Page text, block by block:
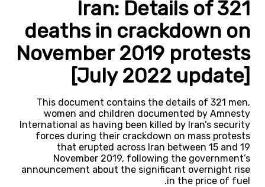
Iran: Details of 321
deaths in crackdown on
November 2019 protests
[July 2022 update]
This document contains the details of 321 men,
women and children documented by Amnesty
International as having been killed by Iran’s security
forces during their crackdown on mass protests
that erupted across Iran between 15 and 19
November 2019, following the government’s
announcement about the significant overnight rise
in the price of fuel.